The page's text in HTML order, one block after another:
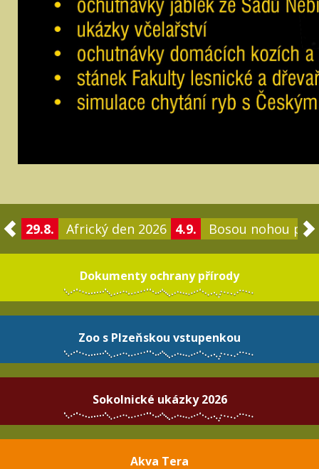
29.8. Africký den 2026 4.9. Bosou nohou po
Dokumenty ochrany přírody
Zoo s Plzeňskou vstupenkou
Sokolnické ukázky 2026
Akva Tera